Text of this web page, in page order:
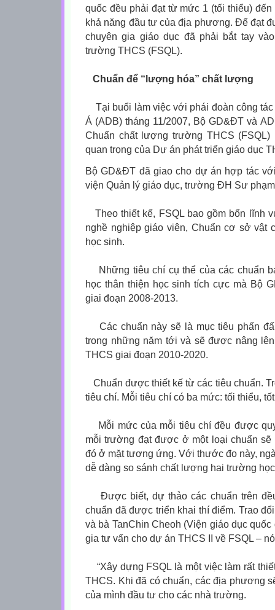
quốc đều phải đạt từ mức 1 (tối thiểu)
khả năng đầu tư của địa phương. Để đạt
chuyên gia giáo dục đã phải bắt tay
trường THCS (FSQL).
Chuẩn để “lượng hóa” chất lượng
Tại buổi làm việc với phái đoàn công tác
Á (ADB) tháng 11/2007, Bộ GD&ĐT và
Chuẩn chất lượng trường THCS (FSQL)
quan trọng của Dự án phát triển giáo dục
Bộ GD&ĐT đã giao cho dự án hợp tác
viện Quản lý giáo dục, trường ĐH Sư
Theo thiết kế, FSQL bao gồm bốn lĩnh
nghề nghiệp giáo viên, Chuẩn cơ sở vật
học sinh.
Những tiêu chí cụ thể của các chuẩn
học thân thiện học sinh tích cực mà Bộ
giai đoạn 2008-2013.
Các chuẩn này sẽ là mục tiêu phấn
trong những năm tới và sẽ được nâng
THCS giai đoạn 2010-2020.
Chuẩn được thiết kế từ các tiêu chuẩn.
tiêu chí. Mỗi tiêu chí có ba mức: tối thiểu,
Mỗi mức của mỗi tiêu chí đều được
mỗi trường đạt được ở một loại chuẩn
đó ở mặt tương ứng. Với thước đo này,
dễ dàng so sánh chất lượng hai trường
Được biết, dự thảo các chuẩn trên
chuẩn đã được triển khai thí điểm. Trao
và bà TanChin Cheoh (Viện giáo dục
gia tư vấn cho dự án THCS II về FSQL –
“Xây dựng FSQL là một việc làm rất
THCS. Khi đã có chuẩn, các địa phương
của mình đầu tư cho các nhà trường.